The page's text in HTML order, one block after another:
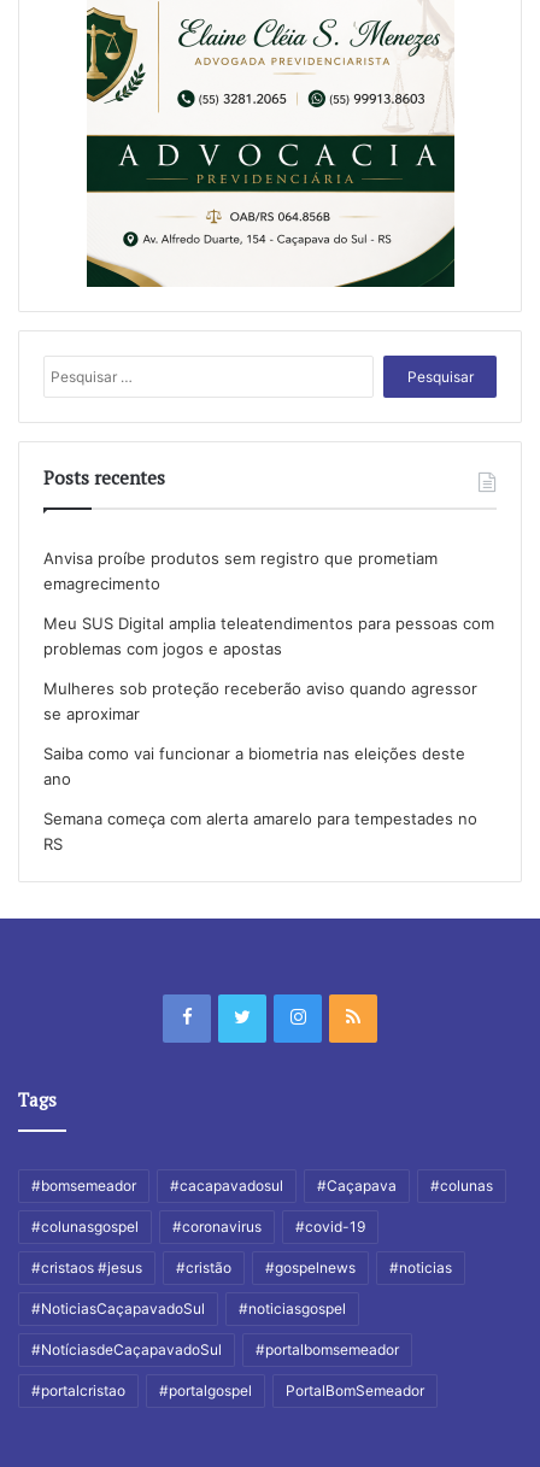
Pesquisar
por:
Posts recentes
Anvisa proíbe produtos sem registro que prometiam
emagrecimento
Meu SUS Digital amplia teleatendimentos para pessoas com
problemas com jogos e apostas
Mulheres sob proteção receberão aviso quando agressor
se aproximar
Saiba como vai funcionar a biometria nas eleições deste
ano
Semana começa com alerta amarelo para tempestades no
RS
Tags
#bomsemeador #cacapavadosul #Caçapava #colunas
#colunasgospel #coronavirus #covid-19
#cristaos #jesus #cristão #gospelnews #noticias
#NoticiasCaçapavadoSul #noticiasgospel
#NotíciasdeCaçapavadoSul #portalbomsemeador
#portalcristao #portalgospel PortalBomSemeador